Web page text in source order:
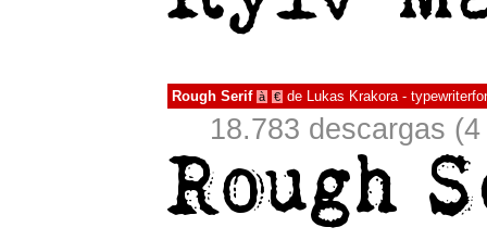
Rough Serif à € de Lukas Krakora -
18.783 descargas